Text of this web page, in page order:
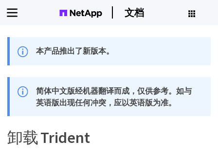
文档
本产品推出了新版本。
简体中文版经机器翻译而成，仅供参考。如与
英语版出现任何冲突，应以英语版为准。
卸载 Trident